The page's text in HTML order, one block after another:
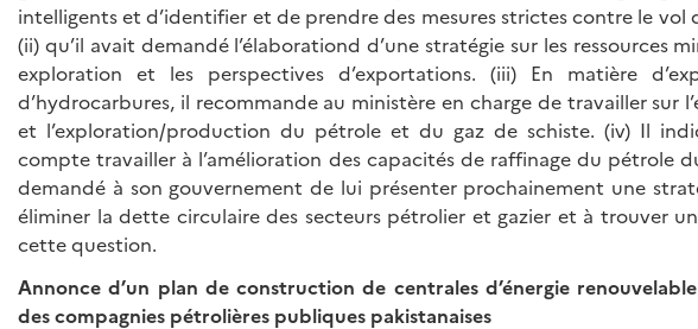
intelligents et d’identifier et de prendre des mesures strictes contre le vol
(ii) qu’il avait demandé l’élaborationd d’une stratégie sur les ressources
exploration et les perspectives d’exportations. (iii) En matière
d’hydrocarbures, il recommande au ministère en charge de travailler sur
et l’exploration/production du pétrole et du gaz de schiste. (iv) Il
compte travailler à l’amélioration des capacités de raffinage du pétrole
demandé à son gouvernement de lui présenter prochainement une
éliminer la dette circulaire des secteurs pétrolier et gazier et à trouver
cette question.
Annonce d’un plan de construction de centrales d’énergie
des compagnies pétrolières publiques pakistanaises